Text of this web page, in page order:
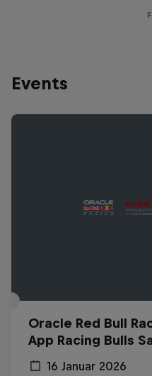
Events
Oracle Red Bull
App Racing Bulls
16 Januar 2026